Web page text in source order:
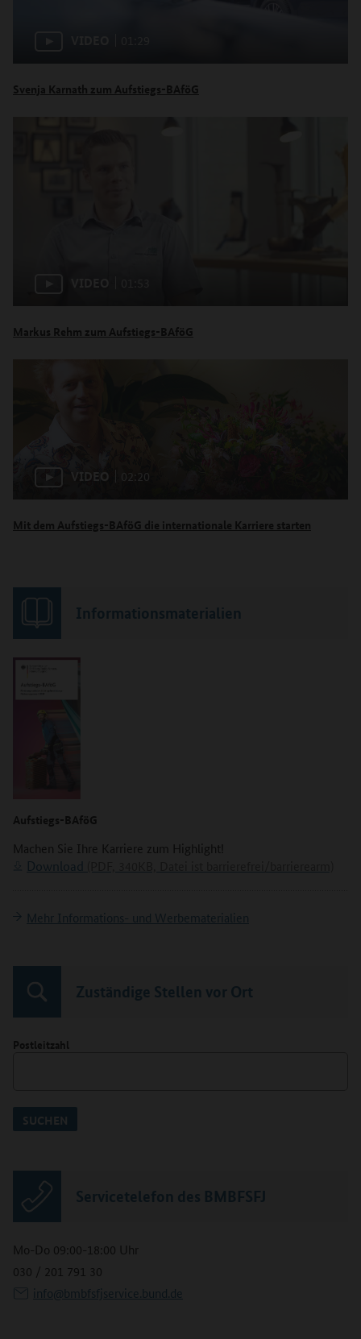
Svenja Karnath zum Aufstiegs-BAföG
Markus Rehm zum Aufstiegs-BAföG
Mit dem Aufstiegs-BAföG die internationale Karriere starten
VIDEO 02:20
Informationsmaterialien
Aufstiegs-BAföG
Machen Sie Ihre Karriere zum Highlight!
Download
Mehr Informations- und Werbematerialien
Zuständige Stellen vor Ort
Postleitzahl
SUCHEN
Servicetelefon des BMBFSFJ
Mo-Do 09:00-18:00 Uhr
030 / 201 791 30
info@bmbfsfjservice.bund.de